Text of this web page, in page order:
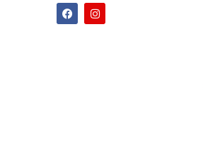
F
a
c
I
n
s